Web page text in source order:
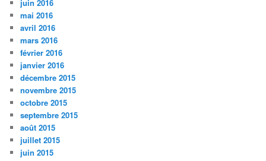
juin 2016
mai 2016
avril 2016
mars 2016
février 2016
janvier 2016
décembre 2015
novembre 2015
octobre 2015
septembre 2015
août 2015
juillet 2015
juin 2015